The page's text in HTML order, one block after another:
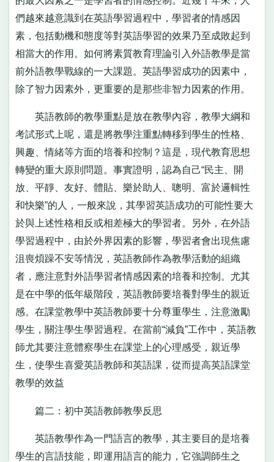
們越來越意識到在英語學習過程中，學習者的情感因
素，包括動機和態度等對英語學習的效果乃至成敗起到
相當大的作用。如何將素質教育理論引入外語教學是當
前外語教學戰線的一大課題。英語學習成功的因素中，
除了智力因素外，更重要的是那些非智力因素的作用。
英語教師的教學重點是放在教學內容，教學大綱和
考試形式上呢，還是將教學注重點轉移到學生的性格、
興趣、情緒等方面的培養和控制？這是，現代教育思想
轉變的重大原則問題。事實證明，認為自己“民主、開
放、平靜、友好、體貼、樂於助人、聰明、富於邏輯性
和快樂”的人，一般來說，其學習英語成功的可能性要大
於與上述性格相反或相差極大的學習者。另外，在外語
學習過程中，由於外界因素的影響，學習者會出現焦慮
沮喪煩躁不安等情況，英語教師作為教學活動的組織
者，應注意對外語學習者情感因素的培養和控制。尤其
是在中學的低年級階段，英語教師要培養對學生的親近
感。在課堂教學中英語教師要十分尊重學生，注意激勵
學生，關注學生學習過程。在當前“減負”工作中，英語教
師尤其要注意體察學生在課堂上的心理感受，親近學
生，使學生喜愛英語教師和英語課，從而提高英語課堂
教學的效益
篇二：初中英語教師教學反思
英語教學作為一門語言的教學，其主要目的是培養
學生的言語技能，即運用語言的能力，它強調師生之